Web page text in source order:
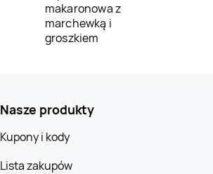
makaronowa z
marchewką i
groszkiem
Nasze produkty
Kupony i kody
Lista zakupów